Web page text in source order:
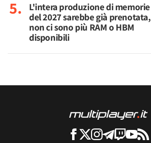
L'intera produzione di memorie
del 2027 sarebbe già prenotata,
non ci sono più RAM o HBM
disponibili